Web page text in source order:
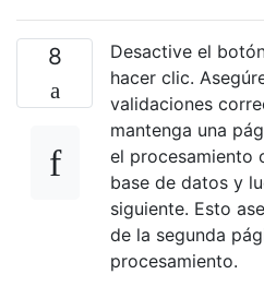
8
Desactive el
hacer clic.
validaciones
mantenga una
el procesamiento
base de datos y
siguiente. Esto
de la segunda
procesamiento.